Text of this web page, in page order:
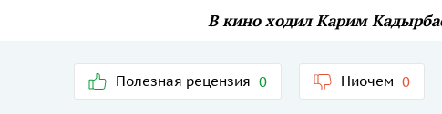
В кино ходил Карим
Полезная рецензия 0 Ниочем 0